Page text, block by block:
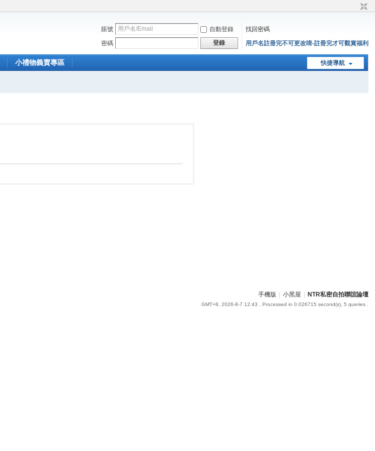
賬號 自動登錄
找回密碼
密碼
登錄 用戶名註冊完不可更改唷-註冊完才可觀賞福利
快捷導航
小禮物義賣專區
手機版 小黑屋 NTR私密自拍聯誼論壇
GMT+8, 2026-8-7 12:43 , Processed in 0.026715 second(s), 5 queries .